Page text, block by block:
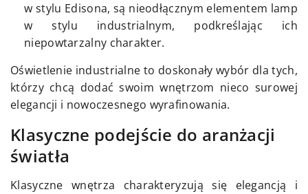
w stylu Edisona, są nieodłącznym elementem lamp
w stylu industrialnym, podkreślając ich
niepowtarzalny charakter.
Oświetlenie industrialne to doskonały wybór dla tych,
którzy chcą dodać swoim wnętrzom nieco surowej
elegancji i nowoczesnego wyrafinowania.
Klasyczne podejście do aranżacji
światła
Klasyczne wnętrza charakteryzują się elegancją i